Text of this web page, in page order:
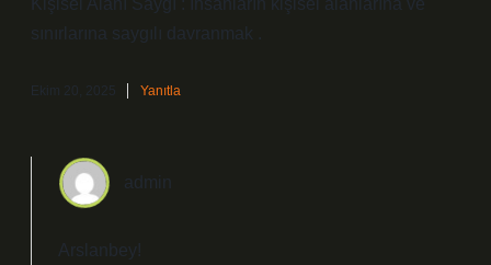
Kişisel Alanı Saygı : İnsanların kişisel alanlarına ve
sınırlarına saygılı davranmak .
Ekim 20, 2025 Yanıtla
admin
Arslanbey!